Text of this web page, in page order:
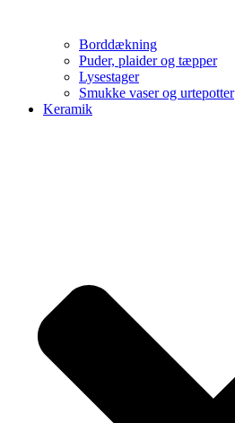
Borddækning
Puder, plaider og tæpper
Lysestager
Smukke vaser og urtepotter
Keramik